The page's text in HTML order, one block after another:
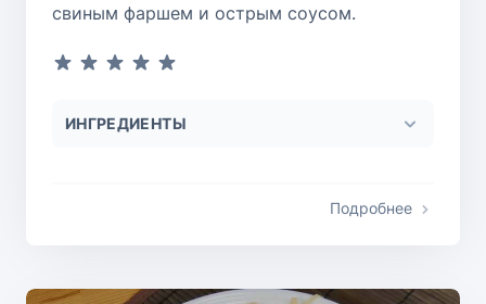
свиным фаршем и острым соусом.
ИНГРЕДИЕНТЫ
Подробнее